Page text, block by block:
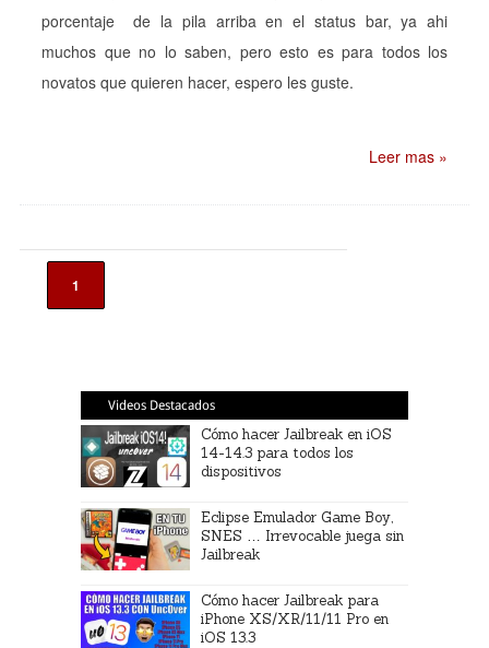
porcentaje de la pila arriba en el status bar, ya ahi
muchos que no lo saben, pero esto es para todos los
novatos que quieren hacer, espero les guste.
Leer mas »
1
Videos Destacados
Cómo hacer Jailbreak en iOS
14-14.3 para todos los
dispositivos
Eclipse Emulador Game Boy,
SNES … Irrevocable juega sin
Jailbreak
Cómo hacer Jailbreak para
iPhone XS/XR/11/11 Pro en
iOS 13.3